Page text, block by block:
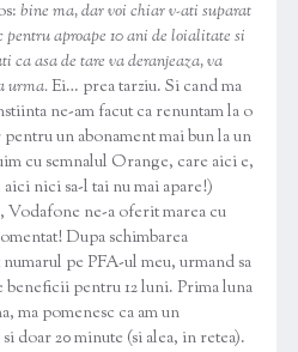
bine ma, dar voi chiar v-ati suparat
pentru aproape 10 ani de loialitate si
ca asa de tare va deranjeaza, va
urma.Ei… prea tarziu. Si cand ma
ne-am facut ca renuntam la o
un abonament mai bun la un
cu semnalul Orange, care aici e,
nici sa-l tai nu mai apare!)
Vodafone ne-a oferit marea cu
Dupa schimbarea
pe PFA-ul meu, urmand sa
beneficii pentru 12 luni. Prima luna
ma pomenesc ca am un
doar 20 minute (si alea, in retea).